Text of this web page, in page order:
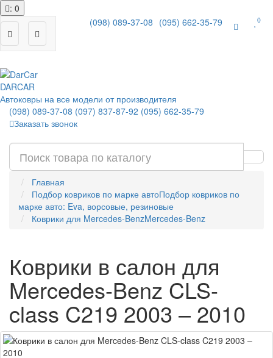
: 0
(098) 089-37-08 (095) 662-35-79 0
DARCAR
Автоковры на все модели от производителя
(098) 089-37-08 (097) 837-87-92 (095) 662-35-79
Заказать звонок
Главная
Подбор ковриков по марке автоПодбор ковриков по
марке авто: Eva, ворсовые, резиновые
Коврики для Mercedes-BenzMercedes-Benz
Коврики в салон для
Mercedes-Benz CLS-
class C219 2003 – 2010